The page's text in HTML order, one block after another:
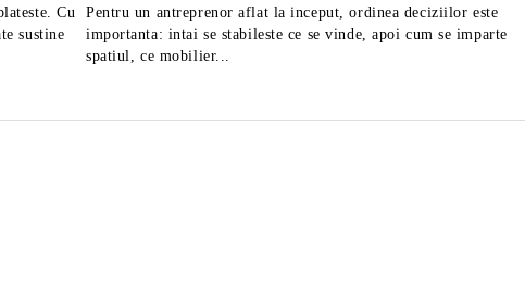
Cu
sustine
Pentru un antreprenor aflat la inceput, ordinea deciziilor este
importanta: intai se stabileste ce se vinde, apoi cum se imparte
spatiul, ce mobilier...